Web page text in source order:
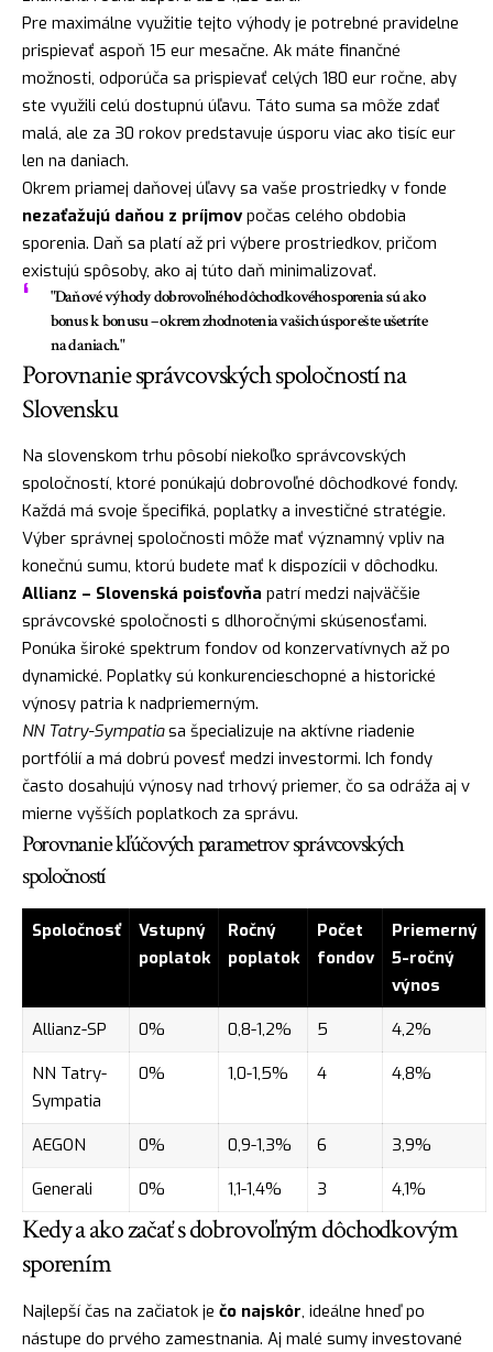
Pre maximálne využitie tejto výhody je potrebné pravidelne
prispievať aspoň 15 eur mesačne. Ak máte finančné
možnosti, odporúča sa prispievať celých 180 eur ročne, aby
ste využili celú dostupnú úľavu. Táto suma sa môže zdať
malá, ale za 30 rokov predstavuje úsporu viac ako tisíc eur
len na daniach.
Okrem priamej daňovej úľavy sa vaše prostriedky v fonde
nezaťažujú daňou z príjmovpočas celého obdobia
sporenia. Daň sa platí až pri výbere prostriedkov, pričom
existujú spôsoby, ako aj túto daň minimalizovať.
"Daňové výhody dobrovoľného dôchodkového sporenia sú ako
bonus k bonusu – okrem zhodnotenia vašich úspor ešte ušetríte
na daniach."
Porovnanie správcovských spoločností na
Slovensku
Na slovenskom trhu pôsobí niekoľko správcovských
spoločností, ktoré ponúkajú dobrovoľné dôchodkové fondy.
Každá má svoje špecifiká, poplatky a investičné stratégie.
Výber správnej spoločnosti môže mať významný vpliv na
konečnú sumu, ktorú budete mať k dispozícii v dôchodku.
Allianz – Slovenská poisťovňa patrí medzi najväčšie
správcovské spoločnosti s dlhoročnými skúsenosťami.
Ponúka široké spektrum fondov od konzervatívnych až po
dynamické. Poplatky sú konkurencieschopné a historické
výnosy patria k nadpriemerným.
NN Tatry-Sympatiasa špecializuje na aktívne riadenie
portfólií a má dobrú povesť medzi investormi. Ich fondy
často dosahujú výnosy nad trhový priemer, čo sa odráža aj v
mierne vyšších poplatkoch za správu.
Porovnanie kľúčových parametrov správcovských
spoločností
Spoločnosť
Vstupný
poplatok
Ročný
poplatok
Počet
fondov
Priemerný
5-ročný
výnos
Allianz-SP
0% 0,8-1,2% 5
4,2%
NN Tatry-
Sympatia
0% 1,0-1,5% 4 4,8%
AEGON 0% 0,9-1,3% 6
3,9%
Generali
0% 1,1-1,4% 3 4,1%
Kedy a ako začať s dobrovoľným dôchodkovým
sporením
Najlepší čas na začiatok je čo najskôr, ideálne hneď po
nástupe do prvého zamestnania. Aj malé sumy investované